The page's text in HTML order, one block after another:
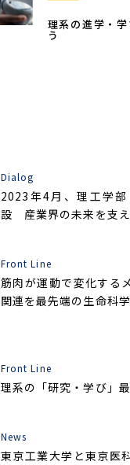
理系の進学・
う
Dialog
2023年4月、理工学
設 産業界の未来を支
Front Line
筋肉が運動で変化する
関連を最先端の生命科
Front Line
理系の「研究・学び」
News
東京工業大学と東京医